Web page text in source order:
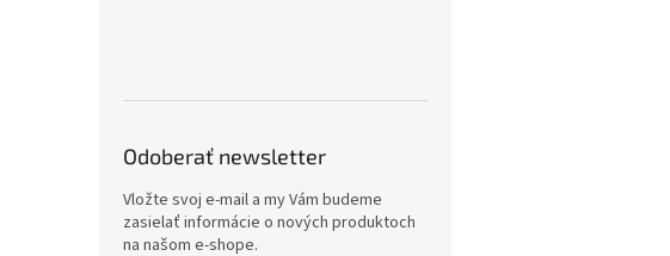
Odoberať newsletter
Vložte svoj e-mail a my Vám budeme
zasielať informácie o nových produktoch
na našom e-shope.